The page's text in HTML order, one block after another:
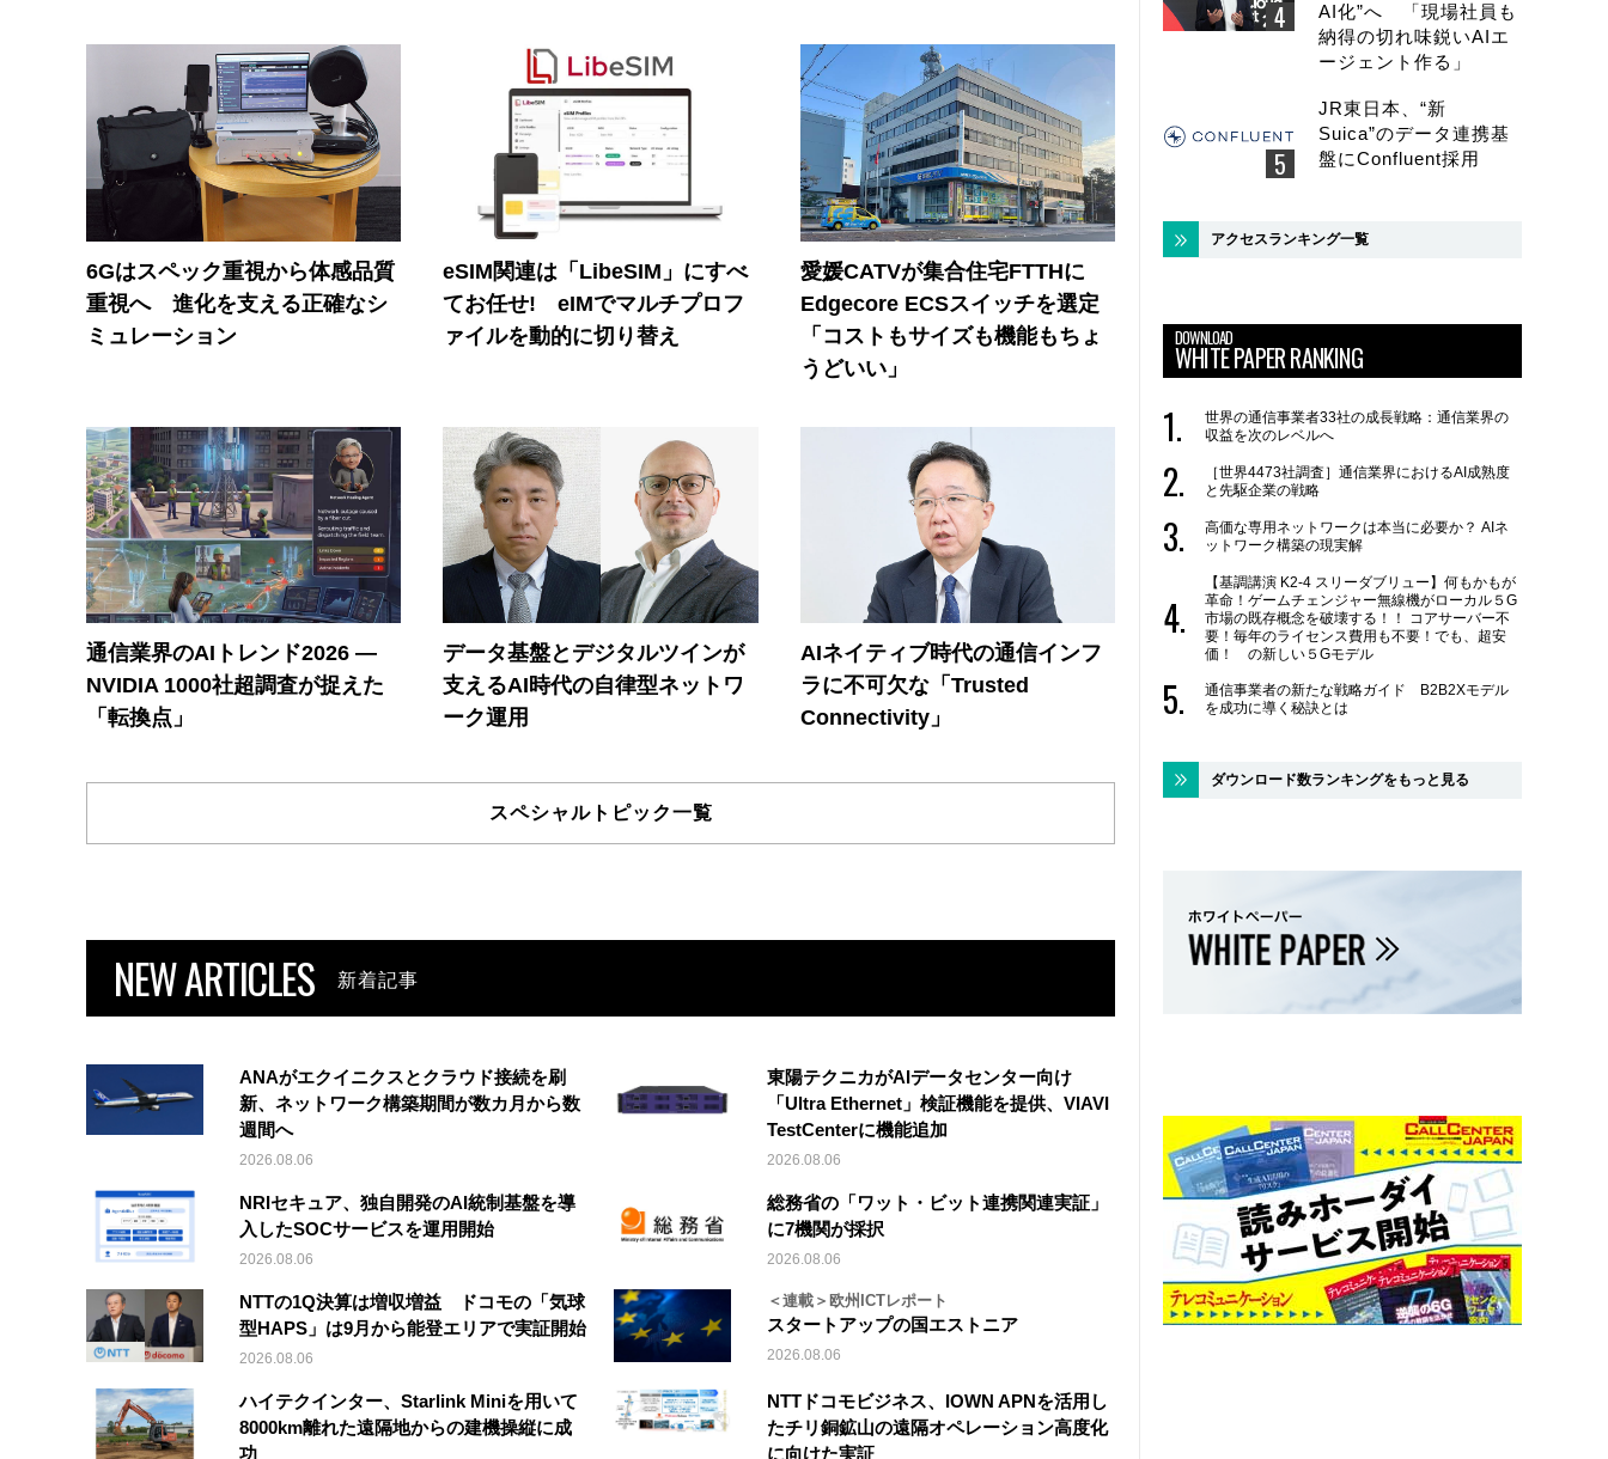
6Gはスペック重視から体感品質
重視へ 進化を支える正確なシ
ミュレーション
eSIM関連は「LibeSIM」にすべ
てお任せ! eIMでマルチプロフ
ァイルを動的に切り替え
愛媛CATVが集合住宅FTTHに
Edgecore ECSスイッチを選定
「コストもサイズも機能もちょ
うどいい」
通信業界のAIトレンド2026 ―
NVIDIA 1000社超調査が捉えた
「転換点」
データ基盤とデジタルツインが
支えるAI時代の自律型ネットワ
ーク運用
AIネイティブ時代の通信インフ
ラに不可欠な「Trusted
Connectivity」
スペシャルトピック一覧
NEW ARTICLES 新着記事
ANAがエクイニクスとクラウド接続を刷
新、ネットワーク構築期間が数カ月から数
週間へ
2026.08.06
東陽テクニカがAIデータセンター向け
「Ultra Ethernet」検証機能を提供、VIAVI
TestCenterに機能追加
2026.08.06
NRIセキュア、独自開発のAI統制基盤を導
入したSOCサービスを運用開始
2026.08.06
総務省の「ワット・ビット連携関連実証」
に7機関が採択
2026.08.06
NTTの1Q決算は増収増益 ドコモの「気球
型HAPS」は9月から能登エリアで実証開始
2026.08.06
＜連載＞欧州ICTレポート
スタートアップの国エストニア
2026.08.06
ハイテクインター、Starlink Miniを用いて
8000km離れた遠隔地からの建機操縦に成
功
NTTドコモビジネス、IOWN APNを活用し
たチリ銅鉱山の遠隔オペレーション高度化
に向けた実証
AI化”へ 「現場社員も
納得の切れ味鋭いAIエ
ージェント作る」
JR東日本、“新
Suica”のデータ連携基
盤にConfluent採用
アクセスランキング一覧
DOWNLOAD
WHITE PAPER RANKING
世界の通信事業者33社の成長戦略：通信業界の
収益を次のレベルへ
［世界4473社調査］通信業界におけるAI成熟度
と先駆企業の戦略
高価な専用ネットワークは本当に必要か？ AIネ
ットワーク構築の現実解
【基調講演 K2-4 スリーダブリュー】何もかもが
革命！ゲームチェンジャー無線機がローカル５G
市場の既存概念を破壊する！！ コアサーバー不
要！毎年のライセンス費用も不要！でも、超安
価！ の新しい５Gモデル
通信事業者の新たな戦略ガイド B2B2Xモデル
を成功に導く秘訣とは
ダウンロード数ランキングをもっと見る